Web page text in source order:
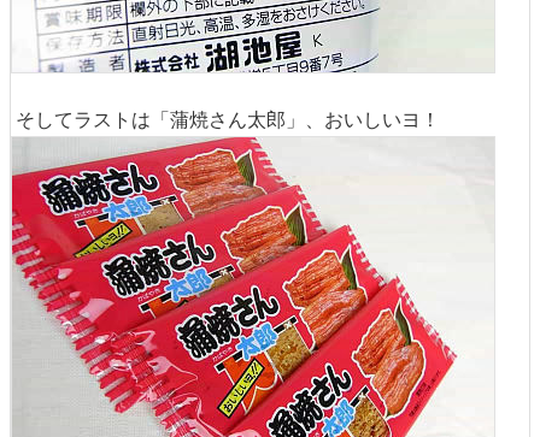
そしてラストは「蒲焼さん太郎」、おいしいヨ！